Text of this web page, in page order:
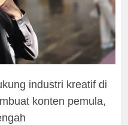
industri kreatif di
konten pemula,